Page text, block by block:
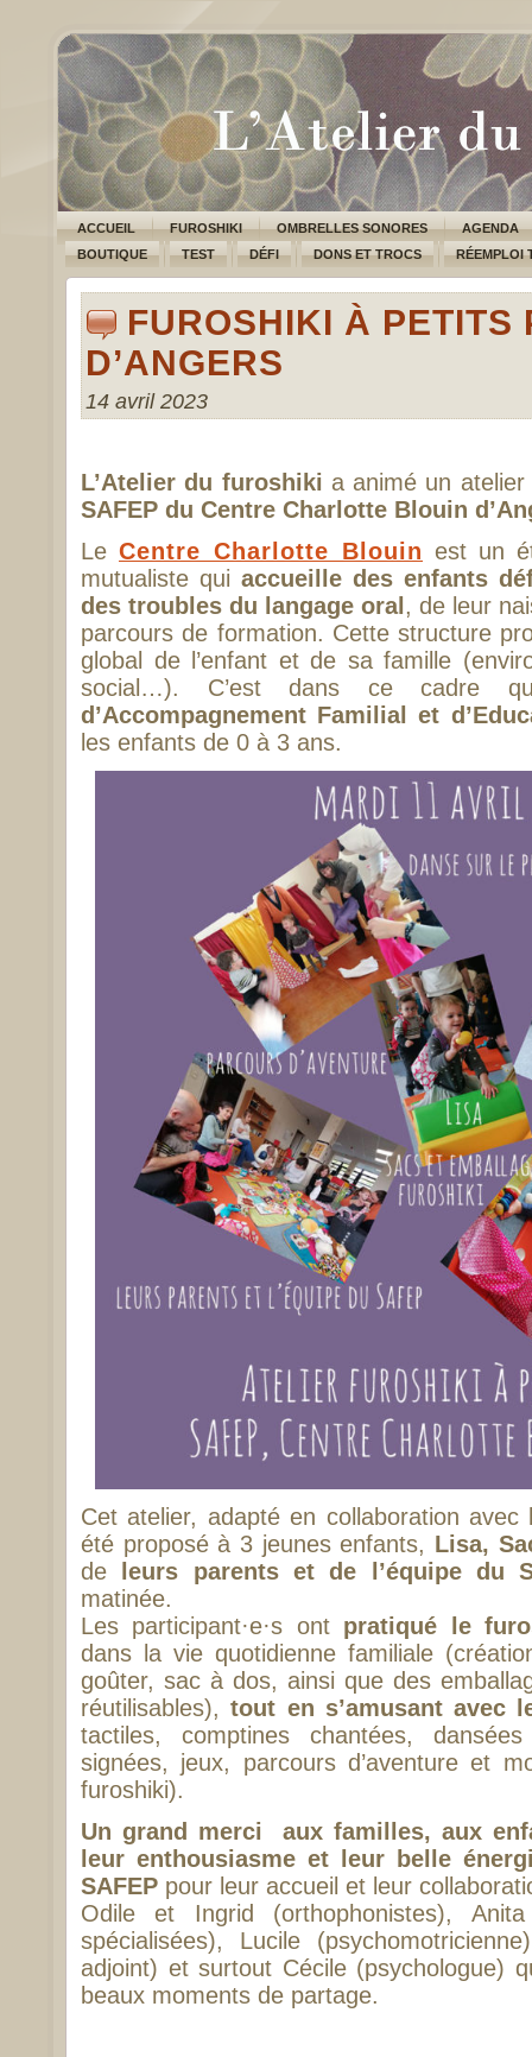
ACCUEIL FUROSHIKI OMBRELLES SONORES
AGENDA
BOUTIQUE
TEST DÉFI DONS ET TROCS RÉEMPLOI
FUROSHIKI À PETITS
D’ANGERS
14 avril 2023
L’Atelier du furoshiki a animé un atelier
SAFEP du Centre Charlotte Blouin
Le Centre Charlotte Blouin est un
mutualiste qui accueille des enfants
des troubles du langage oral, de leur
parcours de formation. Cette structure
global de l’enfant et de sa famille
social…). C’est dans ce cadre
d’Accompagnement Familial et
les enfants de 0 à 3 ans.
Cet atelier, adapté en collaboration avec
été proposé à 3 jeunes enfants, Lisa,
de leurs parents et de l’équipe du
matinée.
Les participant·e·s ont pratiqué le
dans la vie quotidienne familiale
goûter, sac à dos, ainsi que des
réutilisables),tout en s’amusant avec
tactiles, comptines chantées,
signées, jeux, parcours d’aventure et
furoshiki).
Un grand merci aux familles, aux
leur enthousiasme et leur belle
SAFEP pour leur accueil et leur
Odile et Ingrid (orthophonistes),
spécialisées), Lucile
adjoint) et surtout Cécile (psychologue)
beaux moments de partage.